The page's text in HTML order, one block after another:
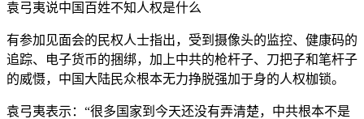
袁弓夷说中国百姓不知人权是什么
有参加见面会的民权人士指出，受到摄像头的监控、健康码的
追踪、电子货币的捆绑，加上中共的枪杆子、刀把子和笔杆子
的威慑，中国大陆民众根本无力挣脱强加于身的人权枷锁。
袁弓夷表示：“很多国家到今天还没有弄清楚，中共根本不是